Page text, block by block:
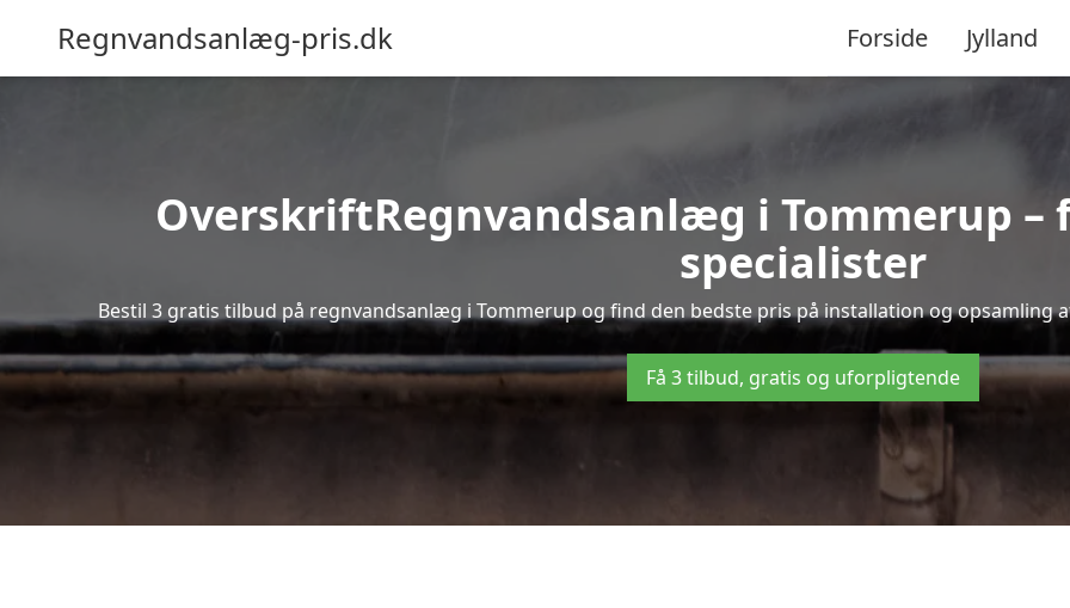
Regnvandsanlæg-pris.dk Forside Jylland
OverskriftRegnvandsanlæg i Tommerup
specialister
Bestil 3 gratis tilbud på regnvandsanlæg i Tommerup og find den bedste pris på installation og opsamling
Få 3 tilbud, gratis og uforpligtende